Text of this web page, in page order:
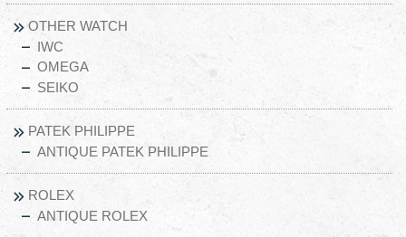
OTHER WATCH
IWC
OMEGA
SEIKO
PATEK PHILIPPE
ANTIQUE PATEK PHILIPPE
ROLEX
ANTIQUE ROLEX